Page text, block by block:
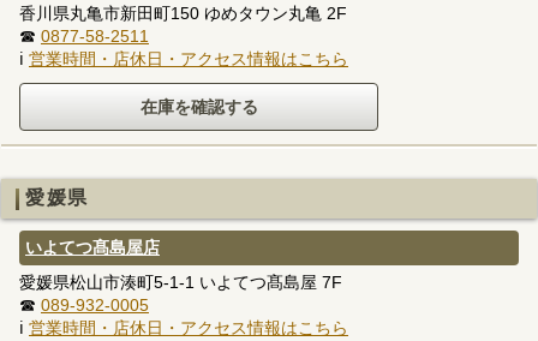
香川県丸亀市新田町150 ゆめタウン丸亀 2F
☎ 0877-58-2511
ℹ 営業時間・店休日・アクセス情報はこちら
愛媛県
いよてつ髙島屋店
愛媛県松山市湊町5-1-1 いよてつ髙島屋 7F
☎ 089-932-0005
ℹ 営業時間・店休日・アクセス情報はこちら